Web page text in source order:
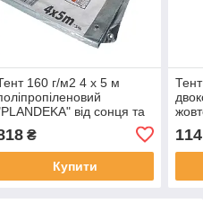
160 г/м2 4 х 5 м
від сонця та
₴
Купити
114